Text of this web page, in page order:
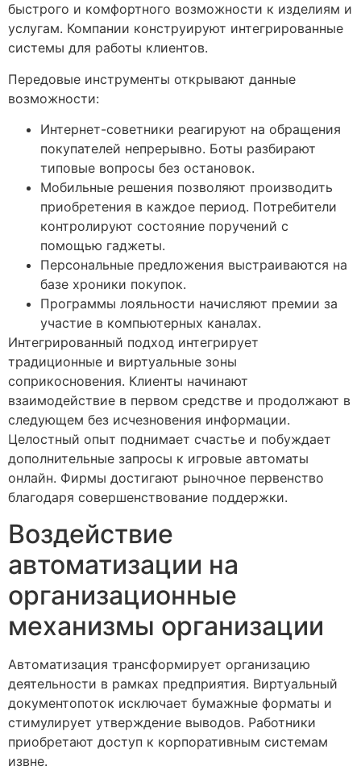
быстрого и комфортного возможности к изделиям и
услугам. Компании конструируют интегрированные
системы для работы клиентов.
Передовые инструменты открывают данные
возможности:
Интернет-советники реагируют на обращения
покупателей непрерывно. Боты разбирают
типовые вопросы без остановок.
Мобильные решения позволяют производить
приобретения в каждое период. Потребители
контролируют состояние поручений с
помощью гаджеты.
Персональные предложения выстраиваются на
базе хроники покупок.
Программы лояльности начисляют премии за
участие в компьютерных каналах.
Интегрированный подход интегрирует
традиционные и виртуальные зоны
соприкосновения. Клиенты начинают
взаимодействие в первом средстве и продолжают в
следующем без исчезновения информации.
Целостный опыт поднимает счастье и побуждает
дополнительные запросы к игровые автоматы
онлайн. Фирмы достигают рыночное первенство
благодаря совершенствование поддержки.
Воздействие
автоматизации на
организационные
механизмы организации
Автоматизация трансформирует организацию
деятельности в рамках предприятия. Виртуальный
документопоток исключает бумажные форматы и
стимулирует утверждение выводов. Работники
приобретают доступ к корпоративным системам
извне.